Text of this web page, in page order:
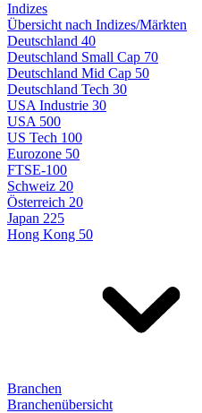
Indizes
Übersicht nach Indizes/Märkten
Deutschland 40
Deutschland Small Cap 70
Deutschland Mid Cap 50
Deutschland Tech 30
USA Industrie 30
USA 500
US Tech 100
Eurozone 50
FTSE-100
Schweiz 20
Österreich 20
Japan 225
Hong Kong 50
Branchen
Branchenübersicht